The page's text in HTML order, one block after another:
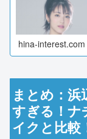
hina-interest.com
まとめ：
すぎる！ナ
イクと比較